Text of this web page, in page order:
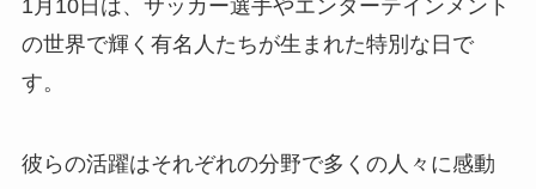
1月10日は、サッカー選手やエンターテインメント
の世界で輝く有名人たちが生まれた特別な日で
す。
彼らの活躍はそれぞれの分野で多くの人々に感動